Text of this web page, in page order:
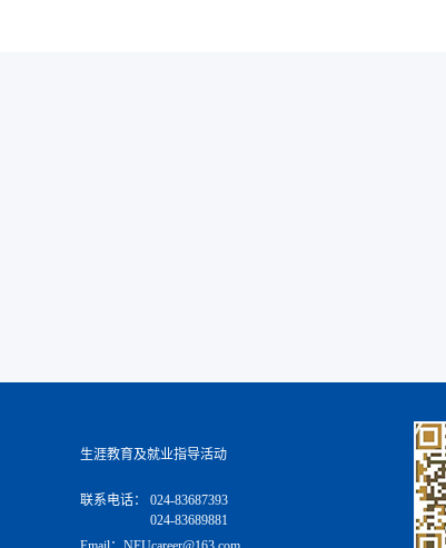
生涯教育及就业指导活动
联系电话：
024-83687393
024-83689881